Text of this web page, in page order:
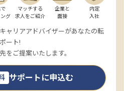
グ
マッチする
求人をご紹介
企業と
面接
内定
入社
ャリアアドバイザーがあなたの転
ート!
をご提案いたします。
サポートに申込む